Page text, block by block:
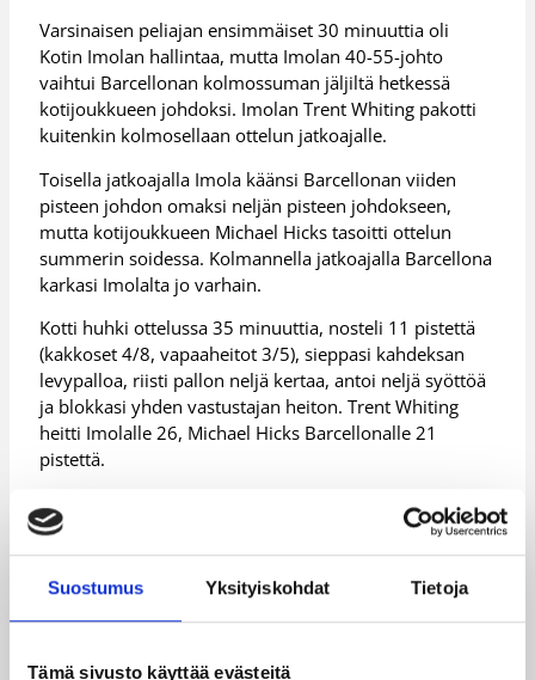
Suostumus Yksityiskohdat Tietoja
Tämä sivusto käyttää evästeitä
Varsinaisen peliajan ensimmäiset 30 minuuttia oli
Kotin Imolan hallintaa, mutta Imolan 40-55-johto
vaihtui Barcellonan kolmossuman jäljiltä hetkessä
kotijoukkueen johdoksi. Imolan Trent Whiting pakotti
kuitenkin kolmosellaan ottelun jatkoajalle.
Toisella jatkoajalla Imola käänsi Barcellonan viiden
pisteen johdon omaksi neljän pisteen johdokseen,
mutta kotijoukkueen Michael Hicks tasoitti ottelun
summerin soidessa. Kolmannella jatkoajalla Barcellona
karkasi Imolalta jo varhain.
Kotti huhki ottelussa 35 minuuttia, nosteli 11 pistettä
(kakkoset 4/8, vapaaheitot 3/5), sieppasi kahdeksan
levypalloa, riisti pallon neljä kertaa, antoi neljä syöttöä
ja blokkasi yhden vastustajan heiton. Trent Whiting
heitti Imolalle 26, Michael Hicks Barcellonalle 21
pistettä.
Imola on voittanut kuusi ja hävinnyt 11 ottelua.
Voitto lipesi Huffin Forlin käsistä